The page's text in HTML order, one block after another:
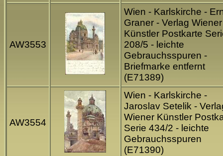
AW3553
Wien - Karlskirche -
Graner - Verlag Wiener
Künstler Postkarte
208/5 - leichte
Gebrauchsspuren -
Briefmarke entfernt
(E71389)
AW3554
Wien - Karlskirche -
Jaroslav Setelik -
Wiener Künstler
Serie 434/2 - leichte
Gebrauchsspuren
(E71390)